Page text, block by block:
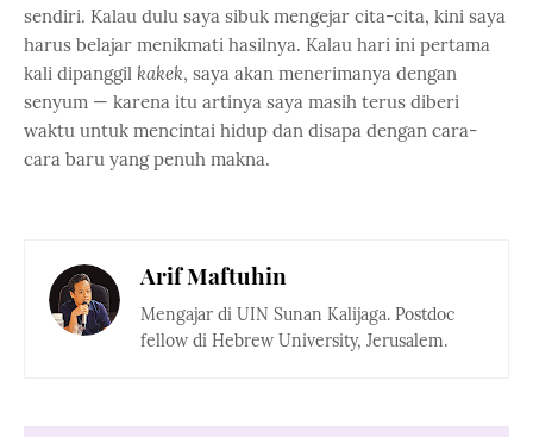
sendiri. Kalau dulu saya sibuk mengejar cita-cita, kini saya
harus belajar menikmati hasilnya. Kalau hari ini pertama
kali dipanggil kakek, saya akan menerimanya dengan
senyum — karena itu artinya saya masih terus diberi
waktu untuk mencintai hidup dan disapa dengan cara-
cara baru yang penuh makna.
Arif Maftuhin
Mengajar di UIN Sunan Kalijaga. Postdoc
fellow di Hebrew University, Jerusalem.